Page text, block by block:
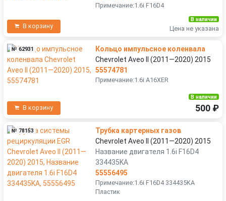
Примечание:1.6i F16D4
В корзину
В наличии
Цена не указана
№ 62931
Кольцо импульсное коленвала
Chevrolet Aveo II (2011—2020) 2015
55574781
Примечание:1.6i A16XER
В корзину
В наличии
500 ₽
№ 78153
Трубка картерных газов
Chevrolet Aveo II (2011—2020) 2015
Название двигателя 1.6i F16D4
334435KA
55556495
Примечание:1.6i F16D4 334435KA
Пластик